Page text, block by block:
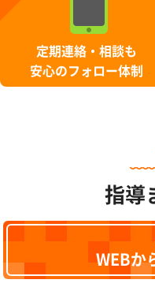
定期連絡・相談も
安心のフォロー体制
指導
WEBか